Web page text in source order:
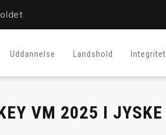
Uddannelse Landshold Integritet
VM 2025 I JYSKE